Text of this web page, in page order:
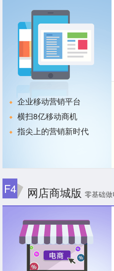
企业移动营销平台
横扫8亿移动商机
指尖上的营销新时代
F4 网店商城版 零基础